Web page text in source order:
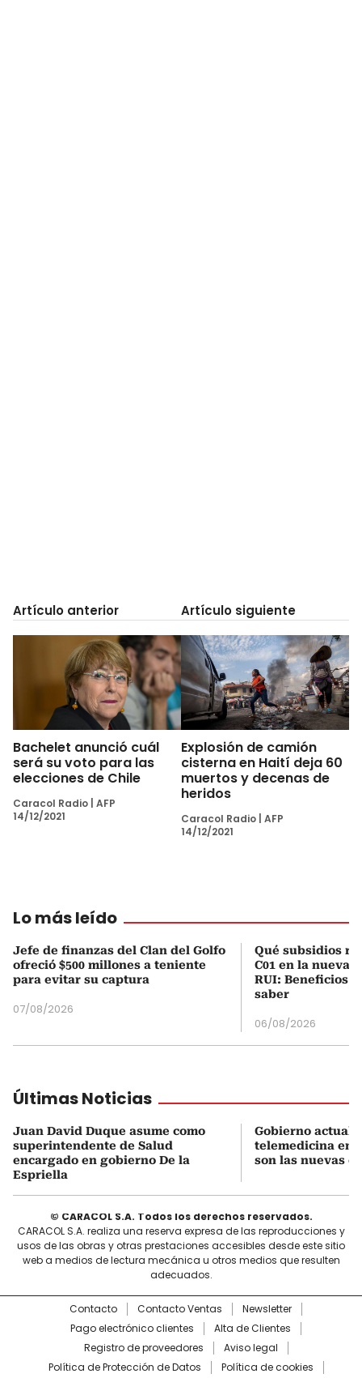
Artículo anterior
Bachelet anunció cuál
será su voto para las
elecciones de Chile
Caracol Radio AFP
14/12/2021
Artículo siguiente
Explosión de camión
cisterna en Haití deja 60
muertos y decenas de
heridos
Caracol Radio AFP
14/12/2021
Lo más leído
Jefe de finanzas del Clan del Golfo
ofreció $500 millones a teniente
para evitar su captura
07/08/2026
Qué subsidios
C01 en la nueva
RUI: Beneficios
saber
06/08/2026
Últimas Noticias
Juan David Duque asume como
superintendente de Salud
encargado en gobierno De la
Espriella
Gobierno
telemedicina en
son las nuevas
© CARACOL S.A. Todos los derechos reservados.
CARACOL S.A. realiza una reserva expresa de las reproducciones y
usos de las obras y otras prestaciones accesibles desde este sitio
web a medios de lectura mecánica u otros medios que resulten
adecuados.
Contacto Contacto Ventas
Newsletter
Pago electrónico clientes
Alta de Clientes
Registro de proveedores
Aviso legal
Política de Protección de Datos
Política de cookies